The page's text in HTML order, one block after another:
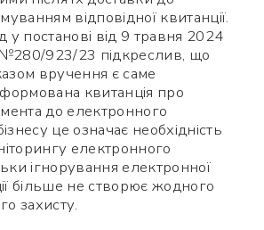
відповідної квитанції.
постанові від 9 травня 2024
№280/923/23 підкреслив, що
вручення є саме
квитанція про
до електронного
це означає необхідність
електронного
ігнорування електронної
більше не створює жодного
захисту.
*
Символів: 0/240
чого зможете
до контактів.